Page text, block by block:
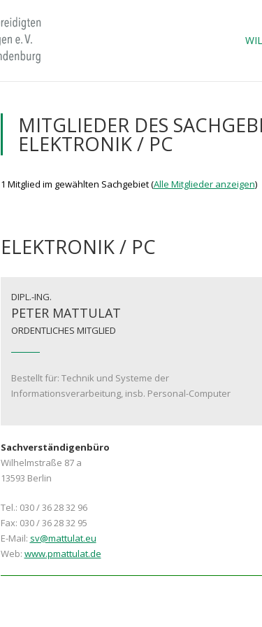
MITGLIEDER DES
ELEKTRONIK / PC
1 Mitglied im gewählten Sachgebiet (Alle Mitglieder anzeigen)
ELEKTRONIK / PC
DIPL.-ING.
PETER MATTULAT
ORDENTLICHES MITGLIED
Bestellt für: Technik und Systeme der
Informationsverarbeitung, insb. Personal-Computer
Sachverständigenbüro
Wilhelmstraße 87 a
13593 Berlin
Tel.: 030 / 36 28 32 96
Fax: 030 / 36 28 32 95
E-Mail: sv@mattulat.eu
Web: www.pmattulat.de